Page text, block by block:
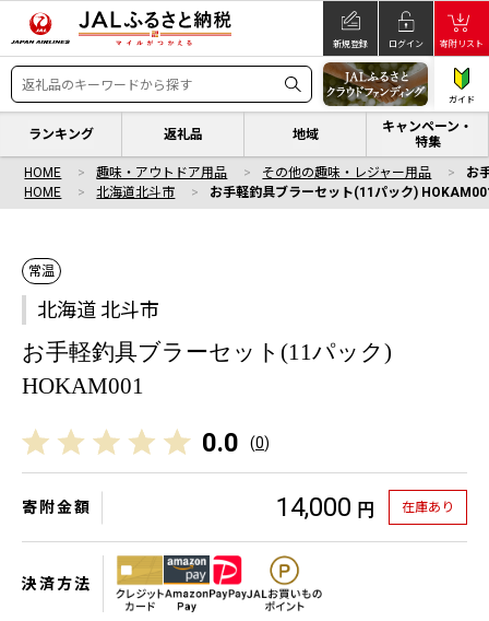
新規登録 ログイン 寄附リスト
ガイド
ランキング 返礼品 地域
キャンペーン・
特集
HOME 趣味・アウトドア用品 その他の趣味・レジャー用品
お
HOME
北海道北斗市 お手軽釣具ブラーセット(11パック)
常温
北海道 北斗市
お手軽釣具ブラーセット(11パック)
HOKAM001
0.0 (0)
寄附金額 14,000 円 在庫あり
決済方法